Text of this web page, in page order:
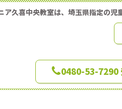
ア久喜中央教室は、埼玉県指定の児
0480-53-7290